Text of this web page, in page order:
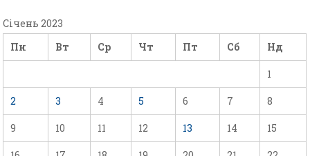
Січень 2023
Пн
Вт Ср Чт Пт Сб Нд
1
2 3 4 5 6 7 8
9 10 11 12 13 14 15